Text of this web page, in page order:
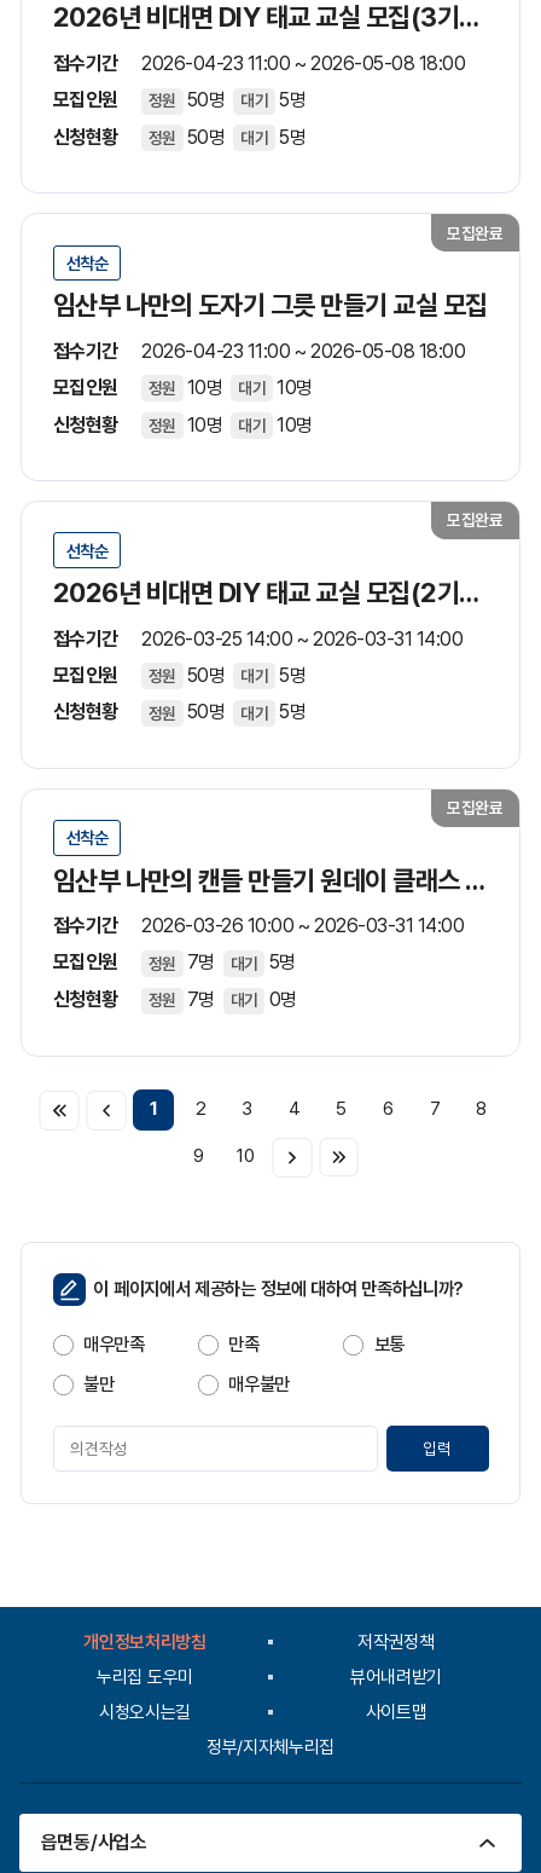
2026년 비대면 DIY 태교 교실 모집(3기수/5월)
접수기간
2026-04-23 11:00 ~ 2026-05-08 18:00
모집인원
정원 50명 대기
5명
신청현황
정원 50명 대기 5명
모집완료
선착순
임산부 나만의 도자기 그릇 만들기 교실 모집
접수기간
2026-04-23 11:00 ~ 2026-05-08 18:00
모집인원
정원 10명 대기
10명
신청현황
정원 10명 대기 10명
모집완료
선착순
2026년 비대면 DIY 태교 교실 모집(2기수/4월)
접수기간
2026-03-25 14:00 ~ 2026-03-31 14:00
모집인원
정원 50명 대기
5명
신청현황
정원 50명 대기 5명
모집완료
선착순
임산부 나만의 캔들 만들기 원데이 클래스 모집
접수기간
2026-03-26 10:00 ~ 2026-03-31 14:00
모집인원
정원 7명 대기
5명
신청현황
정원 7명 대기 0명
1 2 3 4 5 6 7 8
9 10
페
이
지
만
족
이 페이지에서 제공하는 정보에 대하여 만족하십니까?
매우만족 만족
보통
불만
매우불만
페
만
가
개인정보처리방침
저작권정책
누리집 도우미
뷰어내려받기
시청오시는길
사이트맵
정부/지자체누리집
읍면동/사업소